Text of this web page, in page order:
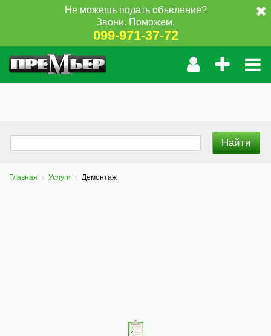
Не можешь подать объвление?
Звони. Поможем.
099-971-37-72
Главная Услуги Демонтаж